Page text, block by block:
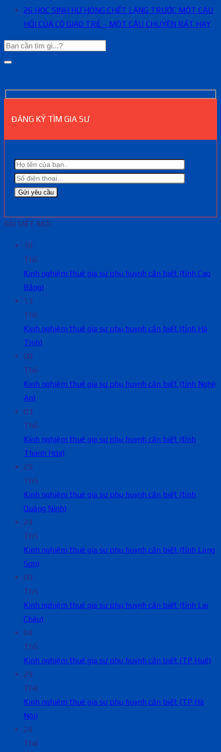
26 HỌC SINH HƯ HỎNG CHẾT LẶNG TRƯỚC MỘT CÂU
HỎI CỦA CÔ GIÁO TRẺ – MỘT CÂU CHUYỆN RẤT HAY
ĐĂNG KÝ TÌM GIA SƯ
BÀI VIẾT MỚI
18
Th6
Kinh nghiệm thuê gia sư phụ huynh cần biết (tỉnh Cao
Bằng)
13
Th6
Kinh nghiệm thuê gia sư phụ huynh cần biết (tỉnh Hà
Tĩnh)
08
Th6
Kinh nghiệm thuê gia sư phụ huynh cần biết (tỉnh Nghệ
An)
03
Th6
Kinh nghiệm thuê gia sư phụ huynh cần biết (tỉnh
Thanh Hóa)
29
Th5
Kinh nghiệm thuê gia sư phụ huynh cần biết (tỉnh
Quảng Ninh)
24
Th5
Kinh nghiệm thuê gia sư phụ huynh cần biết (tỉnh Lạng
Sơn)
09
Th5
Kinh nghiệm thuê gia sư phụ huynh cần biết (tỉnh Lai
Châu)
04
Th5
Kinh nghiệm thuê gia sư phụ huynh cần biết (TP Huế)
29
Th4
Kinh nghiệm thuê gia sư phụ huynh cần biết (TP Hà
Nội)
24
Th4